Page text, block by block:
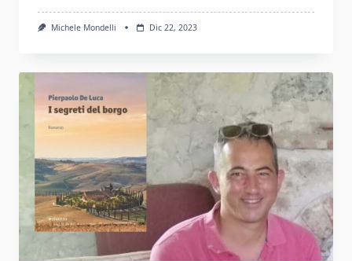
Michele Mondelli Dic 22, 2023